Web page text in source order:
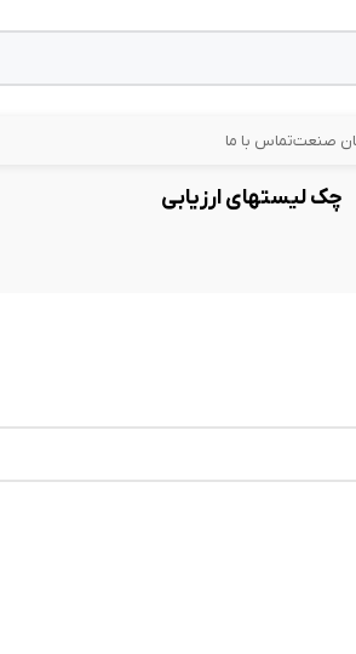
صنعتتماس با ما
چک لیستهای ارزیابی